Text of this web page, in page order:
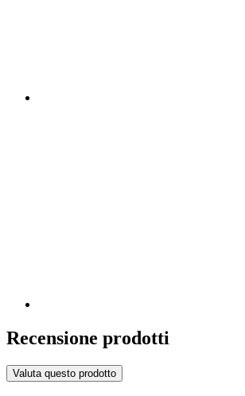
Recensione prodotti
Valuta questo prodotto